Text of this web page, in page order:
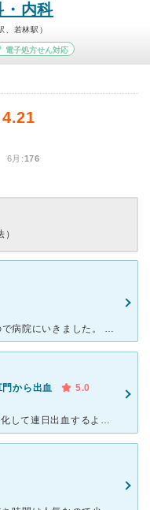
・内科
、若林駅）
電子処方せん対応
4.21
月:176
急に外内痔核と思われる症状になったので病院にいきました。 外痔核はその日に日帰り手術で切除してもらい、内痔核は注射治療をしてもらいました。 その日と2,3日は手術跡の痛みが残りますが1週間程で
門から出血
5.0
[症状・来院理由] 長年持っていた痔が悪化して連日出血するようになったので会社の近くの病院に受診。この病院で入院手術といわれたが、入院なら家の近くと思いのこの病院にもう一度見てもらいに行った。 [